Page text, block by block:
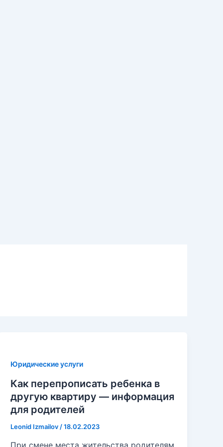
Юридические услуги
Как перепрописать ребенка в
другую квартиру — информация
для родителей
Leonid Izmailov /18.02.2023